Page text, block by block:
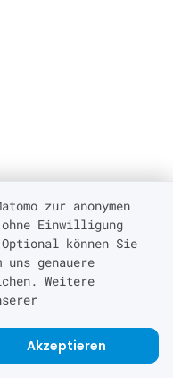
zur anonymen
ohne Einwilligung
können Sie
genauere
Weitere
Akzeptieren